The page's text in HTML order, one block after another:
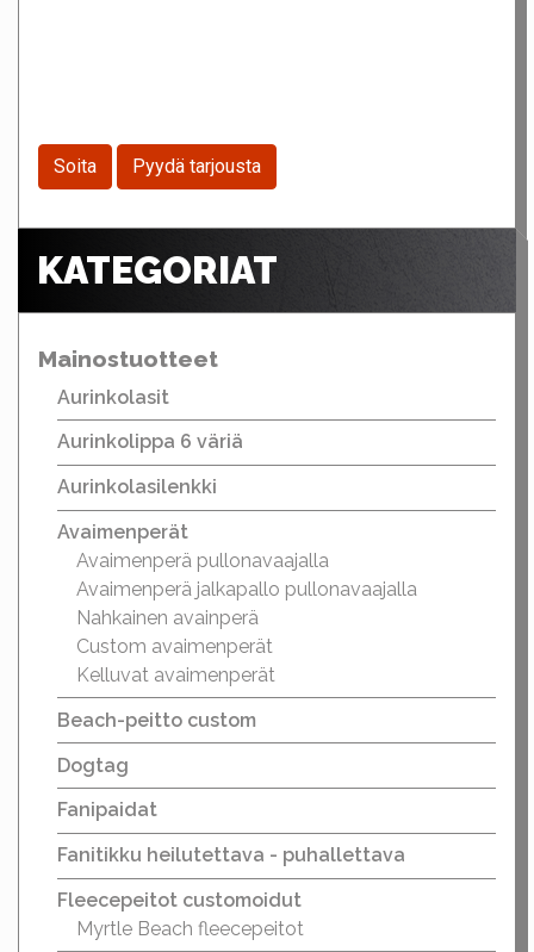
Soita Pyydä tarjousta
KATEGORIAT
Mainostuotteet
Aurinkolasit
Aurinkolippa 6 väriä
Aurinkolasilenkki
Avaimenperät
Avaimenperä pullonavaajalla
Avaimenperä jalkapallo pullonavaajalla
Nahkainen avainperä
Custom avaimenperät
Kelluvat avaimenperät
Beach-peitto custom
Dogtag
Fanipaidat
Fanitikku heilutettava - puhallettava
Fleecepeitot customoidut
Myrtle Beach fleecepeitot